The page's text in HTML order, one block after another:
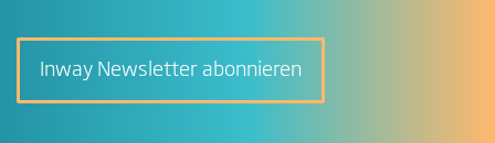
Inway Newsletter abonnieren